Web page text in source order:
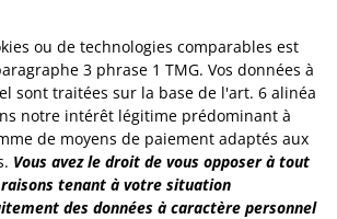
ou de technologies comparables est
3 phrase 1 TMG. Vos données à
sont traitées sur la base de l'art. 6 alinéa
notre intérêt légitime prédominant à
de moyens de paiement adaptés aux
Vous avez le droit de vous opposer à tout
tenant à votre situation
des données à caractère personnel